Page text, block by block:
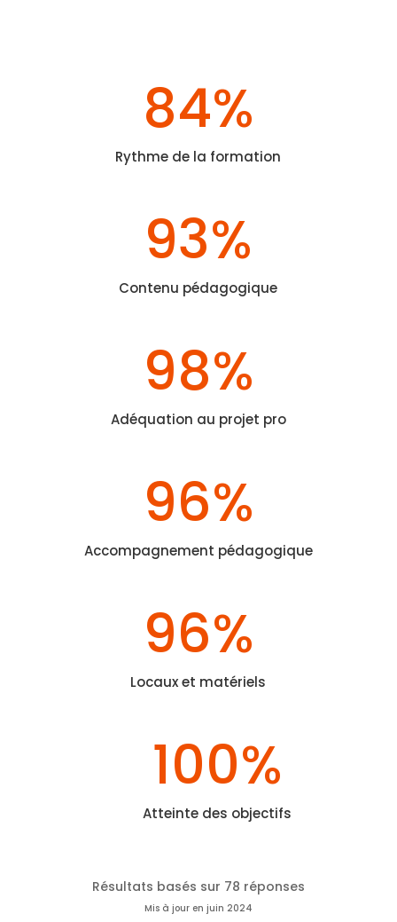
84%
Rythme de la formation
93%
Contenu pédagogique
98%
Adéquation au projet pro
96%
Accompagnement pédagogique
96%
Locaux et matériels
100%
Atteinte des objectifs
Résultats basés sur 78 réponses
Mis à jour en juin 2024